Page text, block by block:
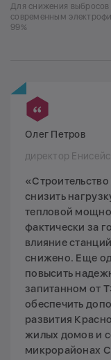
Для снижения выбросов
современным
99%
Олег Петров
директор
снизить
тепловой
фактически за
влияние
снижено. Еще
повысить
запитанном от
обеспечить
развития
жилых домов и
микрорайонах